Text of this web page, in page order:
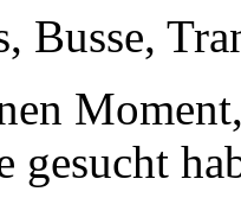
Busse,
gesucht